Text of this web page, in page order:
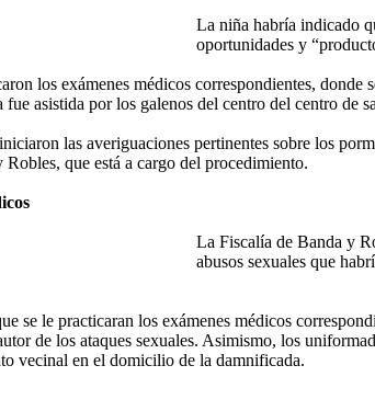
La niña habría indicado
oportunidades y
los exámenes médicos correspondientes,
asistida por los galenos del centro del centro de
las averiguaciones pertinentes sobre los
que está a cargo del procedimiento.
La Fiscalía de Banda y
abusos sexuales que
se le practicaran los exámenes médicos
de los ataques sexuales. Asimismo, los
vecinal en el domicilio de la damnificada.